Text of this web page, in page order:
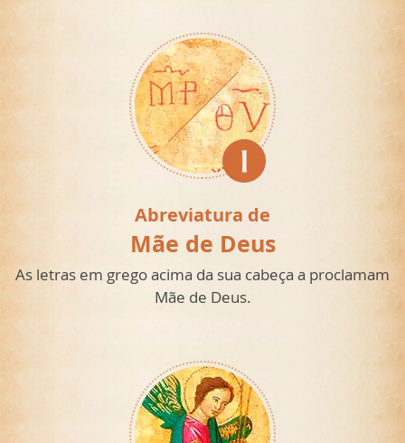
Abreviatura de
Mãe de Deus
As letras em grego acima da sua cabeça a proclamam
Mãe de Deus.